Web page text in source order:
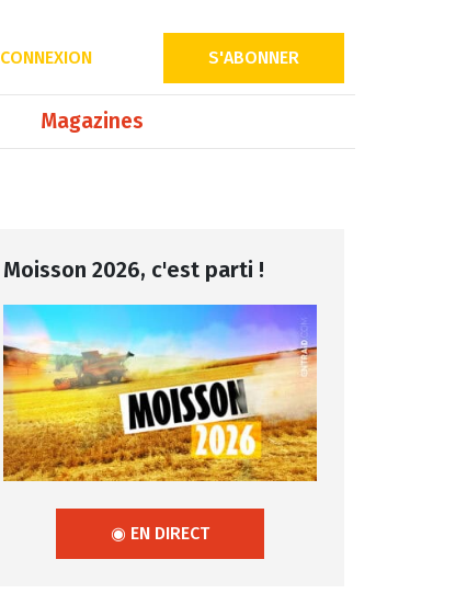
CONNEXION S'ABONNER
Magazines
Moisson 2026, c'est parti !
◉ EN DIRECT